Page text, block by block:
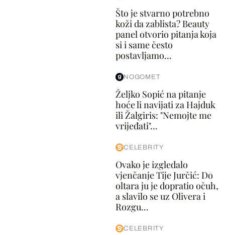
Što je stvarno potrebno
koži da zablista? Beauty
panel otvorio pitanja koja
si i same često
postavljamo...
NOGOMET
Željko Sopić na pitanje
hoće li navijati za Hajduk
ili Žalgiris: "Nemojte me
vrijeđati"...
CELEBRITY
Ovako je izgledalo
vjenčanje Tije Jurčić: Do
oltara ju je dopratio očuh,
a slavilo se uz Olivera i
Rozgu...
CELEBRITY